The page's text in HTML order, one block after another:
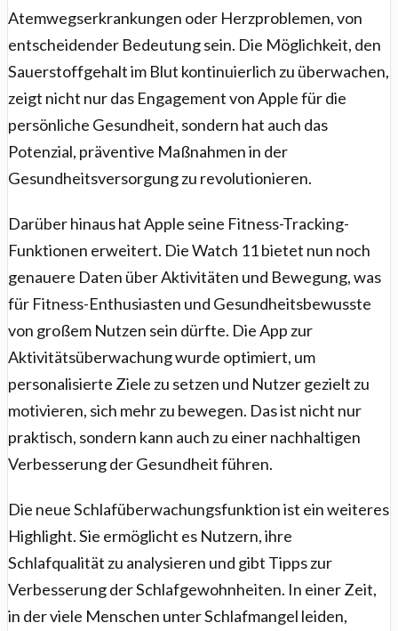
Atemwegserkrankungen oder Herzproblemen, von
entscheidender Bedeutung sein. Die Möglichkeit, den
Sauerstoffgehalt im Blut kontinuierlich zu überwachen,
zeigt nicht nur das Engagement von Apple für die
persönliche Gesundheit, sondern hat auch das
Potenzial, präventive Maßnahmen in der
Gesundheitsversorgung zu revolutionieren.
Darüber hinaus hat Apple seine Fitness-Tracking-
Funktionen erweitert. Die Watch 11 bietet nun noch
genauere Daten über Aktivitäten und Bewegung, was
für Fitness-Enthusiasten und Gesundheitsbewusste
von großem Nutzen sein dürfte. Die App zur
Aktivitätsüberwachung wurde optimiert, um
personalisierte Ziele zu setzen und Nutzer gezielt zu
motivieren, sich mehr zu bewegen. Das ist nicht nur
praktisch, sondern kann auch zu einer nachhaltigen
Verbesserung der Gesundheit führen.
Die neue Schlafüberwachungsfunktion ist ein weiteres
Highlight. Sie ermöglicht es Nutzern, ihre
Schlafqualität zu analysieren und gibt Tipps zur
Verbesserung der Schlafgewohnheiten. In einer Zeit,
in der viele Menschen unter Schlafmangel leiden,